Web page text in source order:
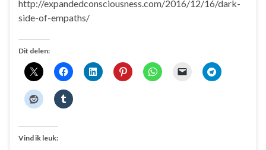
http://expandedconsciousness.com/2016/12/16/dark-
side-of-empaths/
Dit delen:
Vind ik leuk: